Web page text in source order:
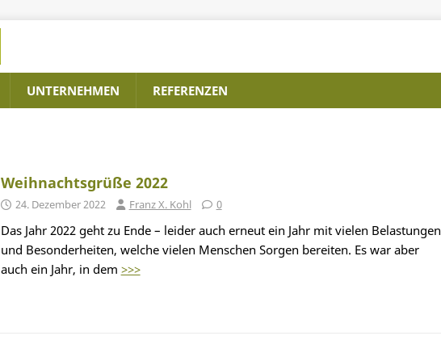
UNTERNEHMEN REFERENZEN
Weihnachtsgrüße 2022
24. Dezember 2022 Franz X. Kohl 0
Das Jahr 2022 geht zu Ende – leider auch erneut ein Jahr mit vielen Belastungen
und Besonderheiten, welche vielen Menschen Sorgen bereiten. Es war aber
auch ein Jahr, in dem >>>